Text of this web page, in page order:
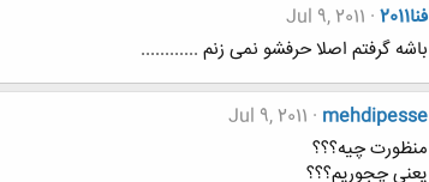
فنا2011
Jul 9, 2011
باشه گرفتم اصلا حرفشو نمی زنم ............
mehdipesse
Jul 9, 2011
منظورت چیه؟؟؟
یعنی چجوریم؟؟؟